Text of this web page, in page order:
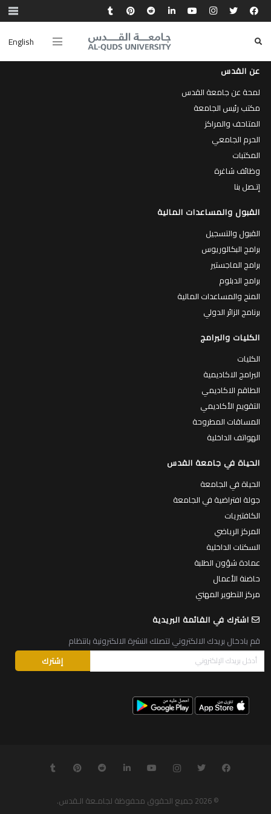
English
عن القدس
لمحة عن جامعة القدس
مكتب رئيس الجامعة
المتاحف والمراكز
الحرم الجامعي
المكتبات
وظائف شاغرة
إتـصل بنا
القبول والمساعدات المالية
القبول والتسجيل
برامج البكالوريوس
برامج الماجستير
برامج الدبلوم
المنح والمساعدات المالية
برنامج الزائر الدولي
الكليات والبرامج
الكليات
البرامج الاكاديمية
الطاقم الاكاديمي
التقويم الأكاديمي
المساقات المطروحة
الهواتف الداخلية
الحياة في جامعة القدس
الحياة في الجامعة
جولة افتراضية في الجامعة
الكافتيريات
المركز الرياضي
السكنات الداخلية
عمادة شؤون الطلبة
حاضنة الأعمال
مركز التطوير المهني
اشترك في القائمة البريدية
قم بادخال بريدك الالكتروني لتصلك النشرة الالكترونية بانتظام
© 2026 جميع الحقوق محفوظة لجامـعة الـقدس.